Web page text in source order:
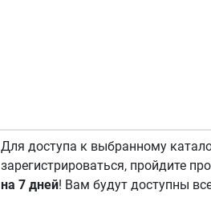
Для доступа к выбранному
зарегистрироваться, пройдите
на 7 дней! Вам будут доступны